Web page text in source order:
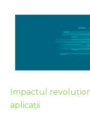
Impactul
aplicații